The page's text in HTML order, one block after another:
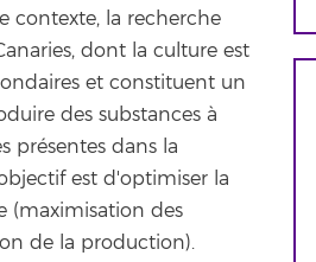
contexte, la recherche
dont la culture est
et constituent un
des substances à
présentes dans la
est d'optimiser la
(maximisation des
de la production).